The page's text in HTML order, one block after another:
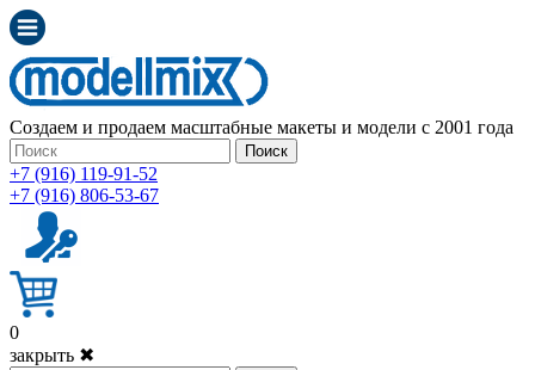
Создаем и продаем масштабные макеты и модели с 2001 года
Поиск
+7 (916) 119-91-52
+7 (916) 806-53-67
0
закрыть ✖